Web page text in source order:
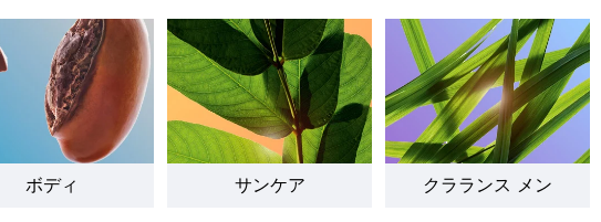
ボディ サンケア クラランス メン